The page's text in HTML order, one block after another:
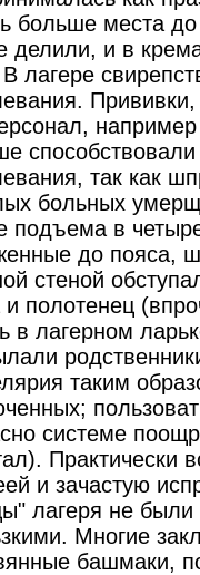
больше места
делили, и в
лагере
так как
больных
подъема в
до пояса,
стеной
полотенец
в лагерном
таким
системе
Практически
и зачастую
лагеря не
Многие
башмаки,